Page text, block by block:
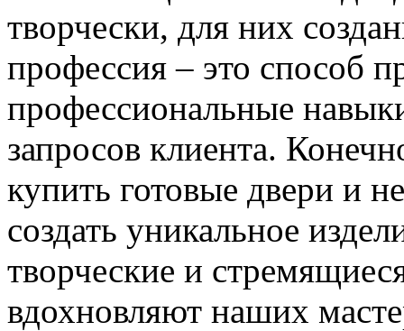
творчески, для них
профессия – это способ
профессиональные
запросов клиента.
купить готовые двери и
создать уникальное
творческие и
вдохновляют наших